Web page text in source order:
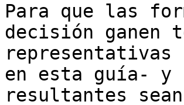
Para que las
decisión ganen
representativas
en esta guía- y
resultantes